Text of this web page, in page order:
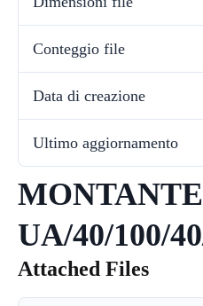
Conteggio file
Data di creazione
Ultimo aggiornamento
UA/40/100/
Attached Files